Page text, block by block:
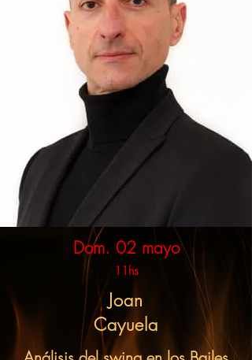
Joan
Cayuela
Dom. 02 mayo
11hs